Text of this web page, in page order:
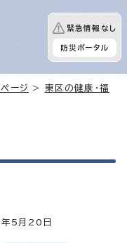
緊急情報なし
防災ポータル
ージ >
東区の健康・福
5月20日